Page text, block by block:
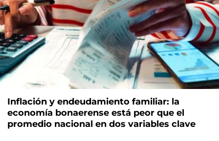
Inflación y endeudamiento familiar: la
economía bonaerense está peor que el
promedio nacional en dos variables clave